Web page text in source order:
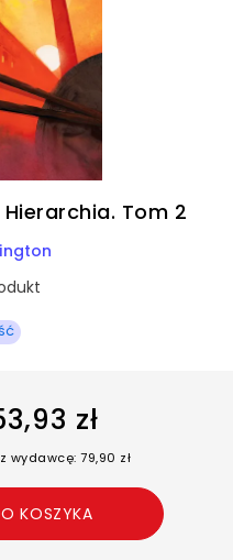
Hierarchia. Tom 2
zł
wydawcę: 79,90 zł
KOSZYKA